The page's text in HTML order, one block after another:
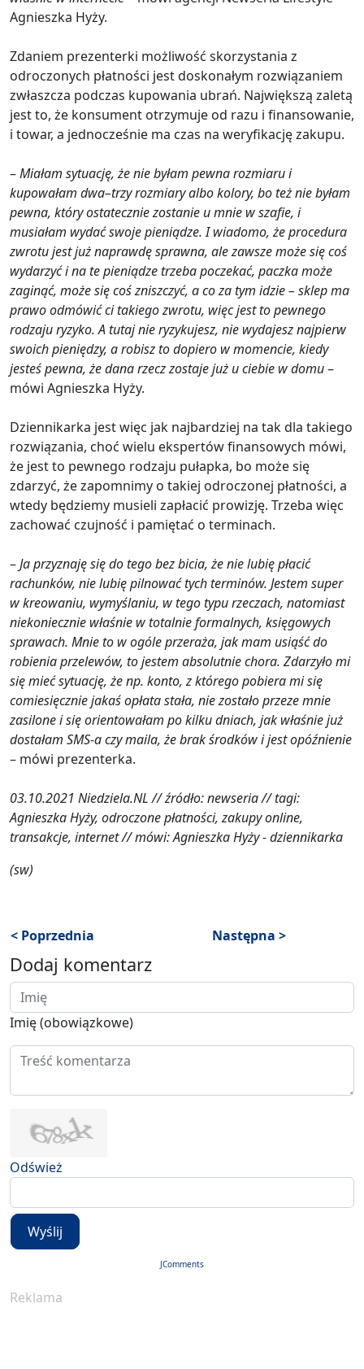
Agnieszka Hyży.
Zdaniem prezenterki możliwość skorzystania z
odroczonych płatności jest doskonałym rozwiązaniem
zwłaszcza podczas kupowania ubrań. Największą zaletą
jest to, że konsument otrzymuje od razu i finansowanie,
i towar, a jednocześnie ma czas na weryfikację zakupu.
–Miałam sytuację, że nie byłam pewna rozmiaru i
kupowałam dwa–trzy rozmiary albo kolory, bo też nie byłam
pewna, który ostatecznie zostanie u mnie w szafie, i
musiałam wydać swoje pieniądze. I wiadomo, że procedura
zwrotu jest już naprawdę sprawna, ale zawsze może się coś
wydarzyć i na te pieniądze trzeba poczekać, paczka może
zaginąć, może się coś zniszczyć, a co za tym idzie – sklep ma
prawo odmówić ci takiego zwrotu, więc jest to pewnego
rodzaju ryzyko. A tutaj nie ryzykujesz, nie wydajesz najpierw
swoich pieniędzy, a robisz to dopiero w momencie, kiedy
jesteś pewna, że dana rzecz zostaje już u ciebie w domu–
mówi Agnieszka Hyży.
Dziennikarka jest więc jak najbardziej na tak dla takiego
rozwiązania, choć wielu ekspertów finansowych mówi,
że jest to pewnego rodzaju pułapka, bo może się
zdarzyć, że zapomnimy o takiej odroczonej płatności, a
wtedy będziemy musieli zapłacić prowizję. Trzeba więc
zachować czujność i pamiętać o terminach.
–Ja przyznaję się do tego bez bicia, że nie lubię płacić
rachunków, nie lubię pilnować tych terminów. Jestem super
w kreowaniu, wymyślaniu, w tego typu rzeczach, natomiast
niekoniecznie właśnie w totalnie formalnych, księgowych
sprawach. Mnie to w ogóle przeraża, jak mam usiąść do
robienia przelewów, to jestem absolutnie chora. Zdarzyło mi
się mieć sytuację, że np. konto, z którego pobiera mi się
comiesięcznie jakaś opłata stała, nie zostało przeze mnie
zasilone i się orientowałam po kilku dniach, jak właśnie już
dostałam SMS-a czy maila, że brak środków i jest opóźnienie
– mówi prezenterka.
03.10.2021 Niedziela.NL // źródło: newseria // tagi:
Agnieszka Hyży, odroczone płatności, zakupy online,
transakcje, internet // mówi: Agnieszka Hyży - dziennikarka
(sw)
< Poprzednia Następna >
Dodaj komentarz
Imię (obowiązkowe)
Odśwież
Wyślij
JComments
Reklama